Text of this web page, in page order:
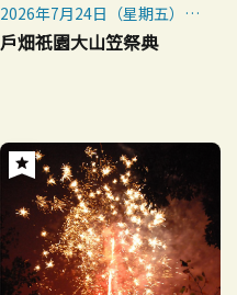
2026年7月24日（星期五）～
7月26日（星期日）
※競演會：2026年7月25日
戶畑祇園大山笠祭典